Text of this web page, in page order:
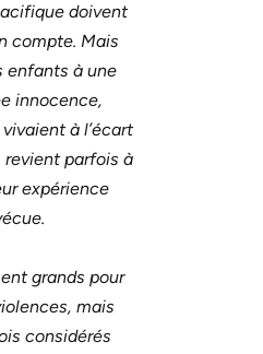
doivent
compte. Mais
enfants à une
innocence,
à l’écart
revient parfois à
expérience
grands pour
mais
considérés